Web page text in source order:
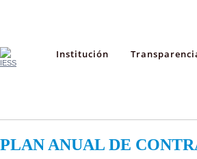
Institución
PLAN ANUAL DE